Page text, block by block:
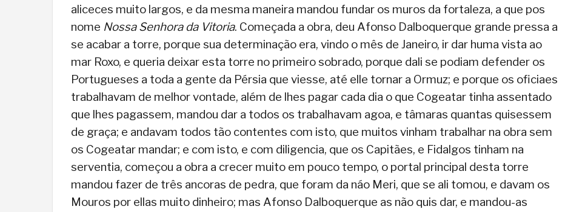
aliceces muito largos, e da mesma maneira mandou fundar os muros da fortaleza, a que pos
nome Nossa Senhora da Vitoria. Começada a obra, deu Afonso Dalboquerque grande pressa a
se acabar a torre, porque sua determinação era, vindo o mês de Janeiro, ir dar huma vista ao
mar Roxo, e queria deixar esta torre no primeiro sobrado, porque dali se podiam defender os
Portugueses a toda a gente da Pérsia que viesse, até elle tornar a Ormuz; e porque os oficiaes
trabalhavam de melhor vontade, além de lhes pagar cada dia o que Cogeatar tinha assentado
que lhes pagassem, mandou dar a todos os trabalhavam agoa, e tâmaras quantas quisessem
de graça; e andavam todos tão contentes com isto, que muitos vinham trabalhar na obra sem
os Cogeatar mandar; e com isto, e com diligencia, que os Capitães, e Fidalgos tinham na
serventia, começou a obra a crecer muito em pouco tempo, o portal principal desta torre
mandou fazer de três ancoras de pedra, que foram da náo Meri, que se ali tomou, e davam os
Mouros por ellas muito dinheiro; mas Afonso Dalboquerque as não quis dar, e mandou-as